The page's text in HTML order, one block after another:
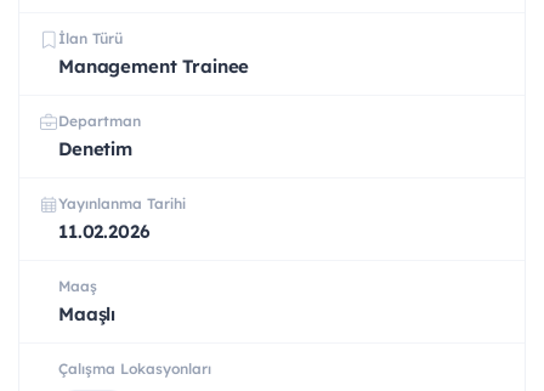
İlan Türü
Management Trainee
Departman
Denetim
Yayınlanma Tarihi
11.02.2026
Maaş
Maaşlı
Çalışma Lokasyonları